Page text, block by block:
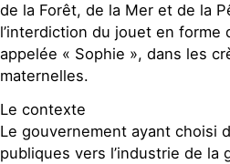
de la Forêt, de la Mer et de la
l’interdiction du jouet en forme
appelée « Sophie », dans les
maternelles.
Le contexte
Le gouvernement ayant choisi
publiques vers l’industrie de la